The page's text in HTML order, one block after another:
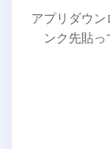
アプリダウ
ンク先貼